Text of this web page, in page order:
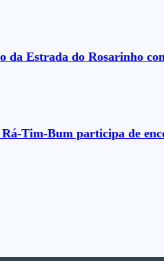
da Estrada do Rosarinho
Tim-Bum participa de